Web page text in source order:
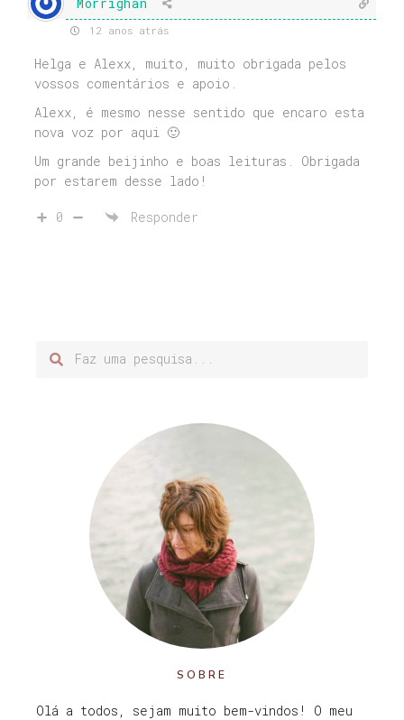
12 anos atrás
Helga e Alexx, muito, muito obrigada pelos
vossos comentários e apoio.
Alexx, é mesmo nesse sentido que encaro esta
nova voz por aqui 🙂
Um grande beijinho e boas leituras. Obrigada
por estarem desse lado!
0 Responder
SOBRE
Olá a todos, sejam muito bem-vindos! O meu